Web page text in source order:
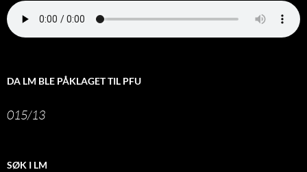
DA LM BLE PÅKLAGET TIL PFU
015/13
SØK I LM